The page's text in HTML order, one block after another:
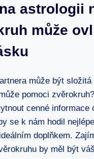
astrologii
může
může být složitá
pomoci
cenné informace
se k nám⁤ hodil​
doplňkem.
by měl být‌